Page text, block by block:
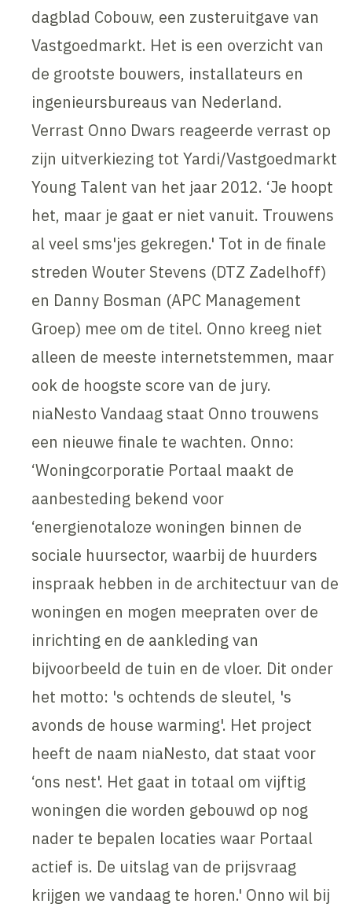
dagblad Cobouw, een zusteruitgave van
Vastgoedmarkt. Het is een overzicht van
de grootste bouwers, installateurs en
ingenieursbureaus van Nederland.
Verrast Onno Dwars reageerde verrast op
zijn uitverkiezing tot Yardi/Vastgoedmarkt
Young Talent van het jaar 2012. ‘Je hoopt
het, maar je gaat er niet vanuit. Trouwens
al veel sms'jes gekregen.' Tot in de finale
streden Wouter Stevens (DTZ Zadelhoff)
en Danny Bosman (APC Management
Groep) mee om de titel. Onno kreeg niet
alleen de meeste internetstemmen, maar
ook de hoogste score van de jury.
niaNesto Vandaag staat Onno trouwens
een nieuwe finale te wachten. Onno:
‘Woningcorporatie Portaal maakt de
aanbesteding bekend voor
‘energienotaloze woningen binnen de
sociale huursector, waarbij de huurders
inspraak hebben in de architectuur van de
woningen en mogen meepraten over de
inrichting en de aankleding van
bijvoorbeeld de tuin en de vloer. Dit onder
het motto: 's ochtends de sleutel, 's
avonds de house warming'. Het project
heeft de naam niaNesto, dat staat voor
‘ons nest'. Het gaat in totaal om vijftig
woningen die worden gebouwd op nog
nader te bepalen locaties waar Portaal
actief is. De uitslag van de prijsvraag
krijgen we vandaag te horen.' Onno wil bij